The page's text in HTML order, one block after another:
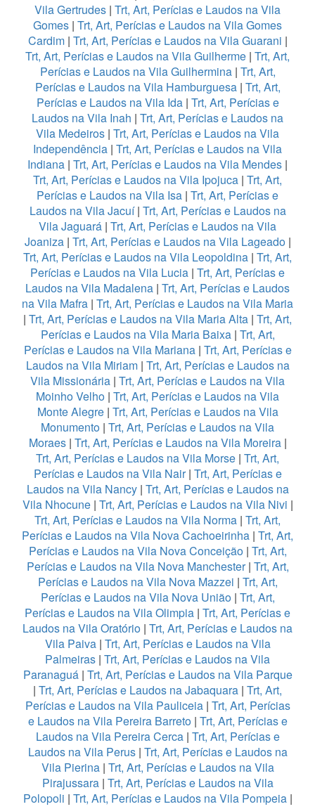
Vila Gertrudes | Trt, Art, Perícias e Laudos na Vila
Gomes | Trt, Art, Perícias e Laudos na Vila Gomes
Cardim| Trt, Art, Perícias e Laudos na Vila Guarani |
Trt, Art, Perícias e Laudos na Vila Guilherme | Trt, Art,
Perícias e Laudos na Vila Guilhermina| Trt, Art,
Perícias e Laudos na Vila Hamburguesa| Trt, Art,
Perícias e Laudos na Vila Ida| Trt, Art, Perícias e
Laudos na Vila Inah | Trt, Art, Perícias e Laudos na
Vila Medeiros | Trt, Art, Perícias e Laudos na Vila
Independência | Trt, Art, Perícias e Laudos na Vila
Indiana | Trt, Art, Perícias e Laudos na Vila Mendes |
Trt, Art, Perícias e Laudos na Vila Ipojuca | Trt, Art,
Perícias e Laudos na Vila Isa | Trt, Art, Perícias e
Laudos na Vila Jacuí| Trt, Art, Perícias e Laudos na
Vila Jaguará | Trt, Art, Perícias e Laudos na Vila
Joaniza| Trt, Art, Perícias e Laudos na Vila Lageado|
Trt, Art, Perícias e Laudos na Vila Leopoldina | Trt, Art,
Perícias e Laudos na Vila Lucia | Trt, Art, Perícias e
Laudos na Vila Madalena | Trt, Art, Perícias e Laudos
na Vila Mafra | Trt, Art, Perícias e Laudos na Vila Maria
| Trt, Art, Perícias e Laudos na Vila Maria Alta | Trt, Art,
Perícias e Laudos na Vila Maria Baixa| Trt, Art,
Perícias e Laudos na Vila Mariana| Trt, Art, Perícias e
Laudos na Vila Miriam| Trt, Art, Perícias e Laudos na
Vila Missionária | Trt, Art, Perícias e Laudos na Vila
Moinho Velho | Trt, Art, Perícias e Laudos na Vila
Monte Alegre| Trt, Art, Perícias e Laudos na Vila
Monumento | Trt, Art, Perícias e Laudos na Vila
Moraes| Trt, Art, Perícias e Laudos na Vila Moreira|
Trt, Art, Perícias e Laudos na Vila Morse | Trt, Art,
Perícias e Laudos na Vila Nair| Trt, Art, Perícias e
Laudos na Vila Nancy| Trt, Art, Perícias e Laudos na
Vila Nhocune| Trt, Art, Perícias e Laudos na Vila Nivi |
Trt, Art, Perícias e Laudos na Vila Norma | Trt, Art,
Perícias e Laudos na Vila Nova Cachoeirinha | Trt, Art,
Perícias e Laudos na Vila Nova Conceição| Trt, Art,
Perícias e Laudos na Vila Nova Manchester| Trt, Art,
Perícias e Laudos na Vila Nova Mazzei | Trt, Art,
Perícias e Laudos na Vila Nova União| Trt, Art,
Perícias e Laudos na Vila Olimpia | Trt, Art, Perícias e
Laudos na Vila Oratório | Trt, Art, Perícias e Laudos na
Vila Paiva| Trt, Art, Perícias e Laudos na Vila
Palmeiras | Trt, Art, Perícias e Laudos na Vila
Paranaguá| Trt, Art, Perícias e Laudos na Vila Parque
| Trt, Art, Perícias e Laudos na Jabaquara | Trt, Art,
Perícias e Laudos na Vila Pauliceia| Trt, Art, Perícias
e Laudos na Vila Pereira Barreto| Trt, Art, Perícias e
Laudos na Vila Pereira Cerca| Trt, Art, Perícias e
Laudos na Vila Perus| Trt, Art, Perícias e Laudos na
Vila Pierina| Trt, Art, Perícias e Laudos na Vila
Pirajussara| Trt, Art, Perícias e Laudos na Vila
Polopoli | Trt, Art, Perícias e Laudos na Vila Pompeia|